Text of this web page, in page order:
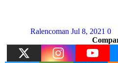
Ralencoman Jul 8, 2021 0